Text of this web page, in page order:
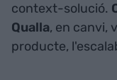
context-solució.
Qualla, en canvi,
producte,